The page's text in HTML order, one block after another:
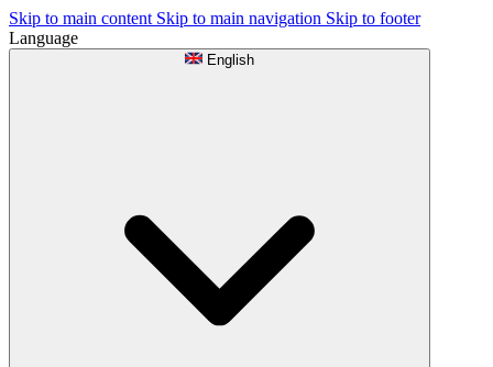
Skip to main content Skip to main navigation Skip to footer
Language
English